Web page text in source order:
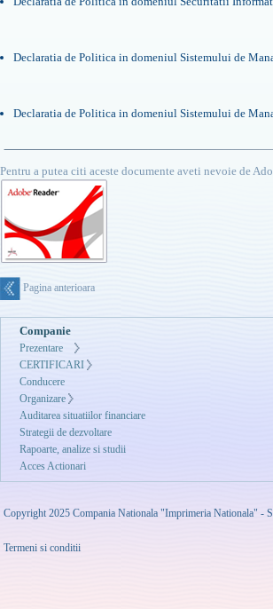
Declaratia de Politica in domeniul Sistemului de
Declaratia de Politica in domeniul Sistemului de
Pentru a putea citi aceste documente aveti nevoie de
Pagina anterioara
Companie
Prezentare
CERTIFICARI
Conducere
Organizare
Auditarea situatiilor financiare
Strategii de dezvoltare
Rapoarte, analize si studii
Acces Actionari
Copyright 2025 Compania Nationala "Imprimeria Nationala" -
Termeni si conditii